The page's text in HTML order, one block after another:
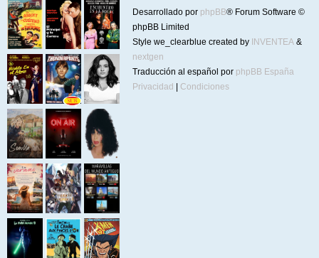
Desarrollado por phpBB® Forum Software ©
phpBB Limited
Style we_clearblue created by INVENTEA &
nextgen
Traducción al español por phpBB España
Privacidad
Condiciones